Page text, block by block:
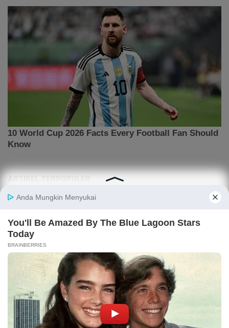
ARTIKEL TERPOPULER
Bahlil Bantah Ada Izin Tambang Baru di Raja
Ampat, Hanya Tersisa Gag Nickel
Harga Minyak Turun ke US$ 80 Usai Trump
Tawarkan Perundingan Terakhir ke Iran
Listrik Kalimantan Padam Sejak Juni, Prabowo
Minta Bahlil Segera Atasi
Target Produksi Listrik Pertamina Geothermal Naik
Jadi 5,2 GW di Akhir 2026
Bahlil Prioritaskan Relaksasi RKAB untuk
Perusahaan yang Bayar Royalti Tinggi